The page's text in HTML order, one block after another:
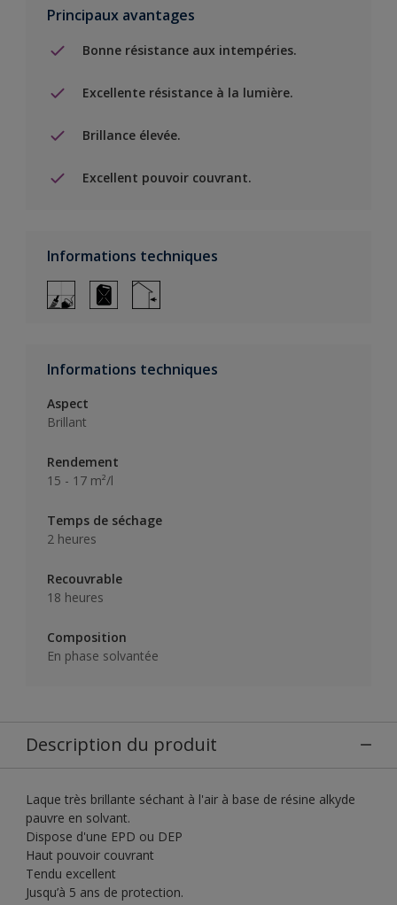
Principaux avantages
Bonne résistance aux intempéries.
Excellente résistance à la lumière.
Brillance élevée.
Excellent pouvoir couvrant.
Informations techniques
Informations techniques
Aspect
Brillant
Rendement
15 - 17 m²/l
Temps de séchage
2 heures
Recouvrable
18 heures
Composition
En phase solvantée
Description du produit
Laque très brillante séchant à l'air à base de résine alkyde
pauvre en solvant.
Dispose d'une EPD ou DEP
Haut pouvoir couvrant
Tendu excellent
Jusqu’à 5 ans de protection.